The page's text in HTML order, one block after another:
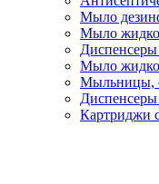
Мыло
Мыло
Мыло
Мыльницы,
Картриджи